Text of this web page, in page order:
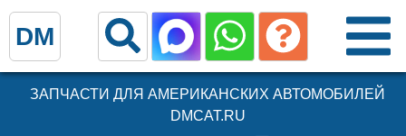
ЗАПЧАСТИ ДЛЯ АМЕРИКАНСКИХ АВТОМОБИЛЕЙ
DMCAT.RU
DM